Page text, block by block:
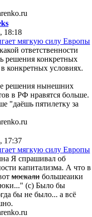
18:18
мягкую силу Европы
ответственности
решения конкретных
конкретных условиях.
решения нынешних
в РФ нравятся больше.
"даёшь пятилетку за
17:37
мягкую силу Европы
Я спрашивал об
капитализма. А что в
москали большеаики
(с) Было бы
бы не было... а всё